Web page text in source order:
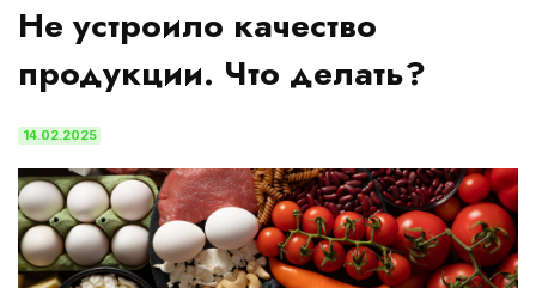
Не устроило качество
продукции. Что делать?
14.02.2025